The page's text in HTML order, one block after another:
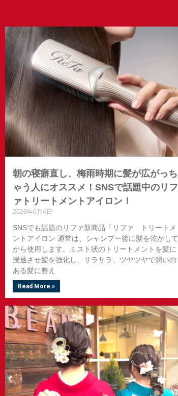
朝の寝癖直し、梅雨時期に髪が広がっち
ゃう人にオススメ！SNSで話題中のリフ
ァトリートメントアイロン！
2026年6月4日
SNSでも話題のリファ新商品「リファ トリートメ
ントアイロン 通常は、シャンプー後に髪を乾かして
から使用します。ミスト状のトリートメントを髪に
浸透させ髪を強化し、サラサラ、ツヤツヤで潤いの
ある髪に整え
Read More »